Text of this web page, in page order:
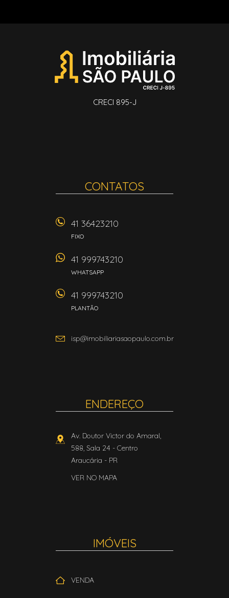
CRECI 895-J
CONTATOS
41 36423210
FIXO
41 999743210
WHATSAPP
41 999743210
PLANTÃO
isp@imobiliariasaopaulo.com.br
ENDEREÇO
Av. Doutor Victor do Amaral,
588, Sala 24 - Centro
Araucária - PR
VER NO MAPA
IMÓVEIS
VENDA